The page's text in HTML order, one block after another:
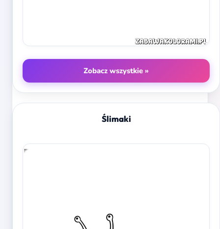
Zobacz wszystkie »
Ślimaki